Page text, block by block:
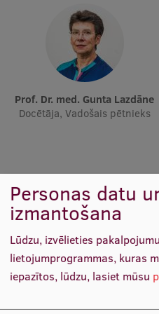
Ētikas un līdztiesības
Atvērtā universitāte
Sagatavošanas kursi
Profesionālās
ESF kvalifikācijas
Kvalifikācijas atbilstības
Pētniecība
Prof. Dr. med. Gunta Lazdāne
Docētāja, Vadošais pētnieks
Personas datu
izmantošana
Lūdzu, izvēlieties
lietojumprogrammas, kuras
iepazītos, lūdzu, lasiet mūsu